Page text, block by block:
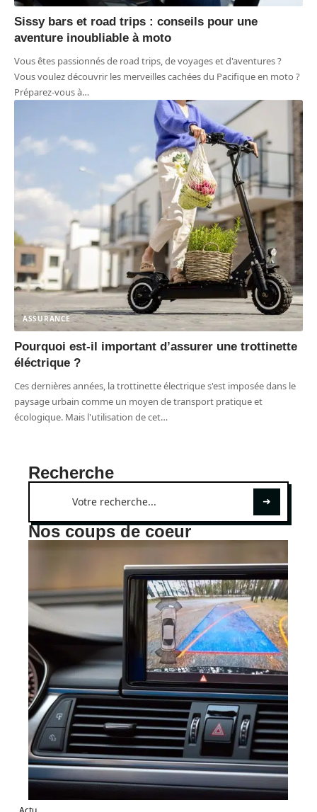
Sissy bars et road trips : conseils pour une
aventure inoubliable à moto
Vous êtes passionnés de road trips, de voyages et d'aventures ?
Vous voulez découvrir les merveilles cachées du Pacifique en moto ?
Préparez-vous à…
ASSURANCE
Pourquoi est-il important d’assurer une trottinette
éléctrique ?
Ces dernières années, la trottinette électrique s'est imposée dans le
paysage urbain comme un moyen de transport pratique et
écologique. Mais l'utilisation de cet…
Recherche
Nos coups de coeur